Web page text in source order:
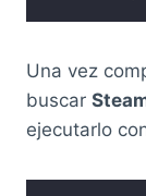
Una vez
buscar
ejecutarlo